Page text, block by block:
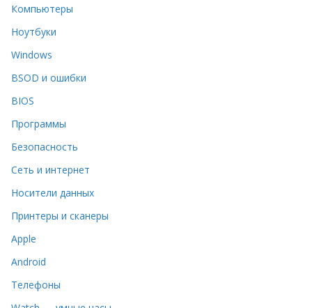
Компьютеры
Ноутбуки
Windows
BSOD и ошибки
BIOS
Программы
Безопасность
Сеть и интернет
Носители данных
Принтеры и сканеры
Apple
Android
Телефоны